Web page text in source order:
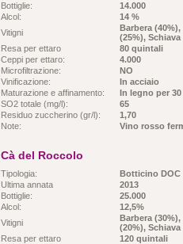
Bottiglie:
14.000
Alcol:
14 %
Vitigni
Barbera
(25%),
Resa per ettaro
80 quintali
Ceppi per ettaro:
4.000
Microfiltrazione:
NO
Vinificazione:
In acciaio
Maturazione e affinamento:
In legno per
SO2 totale (mg/l):
65
Residuo zuccherino (gr/l):
1,70
Note:
Vino rosso
Cà del Roccolo
Tipologia:
Botticino DOC
Ultima annata
2013
Bottiglie:
25.000
Alcol:
12,5%
Vitigni
Barbera
(20%),
Resa per ettaro
120 quintali